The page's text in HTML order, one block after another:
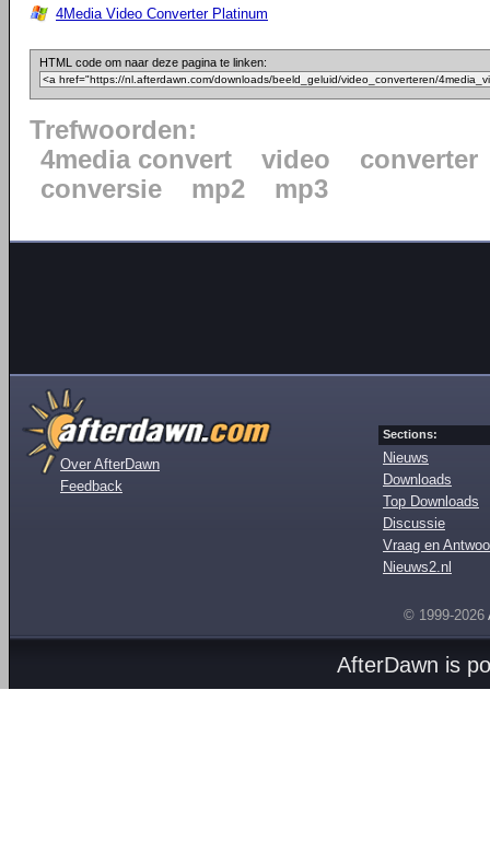
4Media Video Converter Platinum
HTML code om naar deze pagina te linken:
Trefwoorden:
4media convert
video
converter
conversie
mp2 mp3
Over AfterDawn
Feedback
Sections:
Nieuws
Downloads
Top Downloads
Discussie
Vraag en
Nieuws2.nl
© 1999-2026
AfterDawn is